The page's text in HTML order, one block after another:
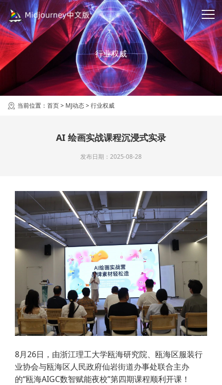
行业权威
当前位置： 首页> MJ动态>行业权威
AI 绘画实战课程沉浸式实录
发布日期：2025-08-28
8月26日，由浙江理工大学瓯海研究院、瓯海区服装行
业协会与瓯海区人民政府仙岩街道办事处联合主办
的“瓯海AIGC数智赋能夜校”第四期课程顺利开课！